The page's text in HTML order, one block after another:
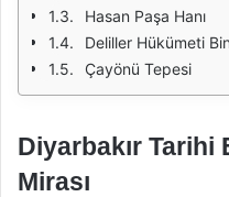
Hasan Paşa Hanı
Deliller Hükümeti
Çayönü Tepesi
Diyarbakır
Mirası